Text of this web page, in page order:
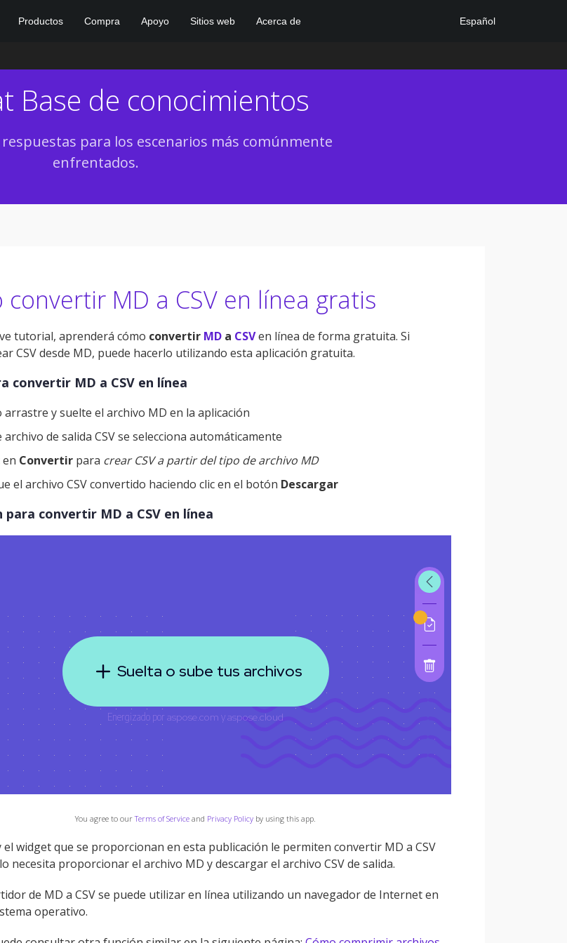
Productos Compra Apoyo Sitios web Acerca de Español
Base de conocimientos
para los escenarios más comúnmente
enfrentados.
convertir MD a CSV en línea gratis
tutorial, aprenderá cómo convertir MD a CSVen línea de forma gratuita. Si
CSV desde MD, puede hacerlo utilizando esta aplicación gratuita.
convertir MD a CSV en línea
arrastre y suelte el archivo MD en la aplicación
archivo de salida CSV se selecciona automáticamente
en Convertir para crear CSV a partir del tipo de archivo MD
el archivo CSV convertido haciendo clic en el botón Descargar
para convertir MD a CSV en línea
You agree to ourTerms of Service and Privacy Policy by using this app.
el widget que se proporcionan en esta publicación le permiten convertir MD a CSV
necesita proporcionar el archivo MD y descargar el archivo CSV de salida.
de MD a CSV se puede utilizar en línea utilizando un navegador de Internet en
operativo.